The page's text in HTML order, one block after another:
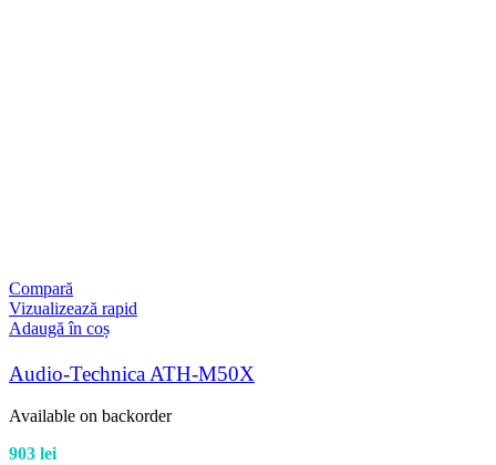
Compară
Vizualizează rapid
Adaugă în coș
Audio-Technica ATH-M50X
Available on backorder
903 lei